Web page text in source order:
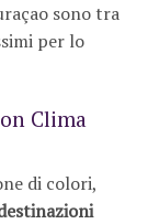
sono tra
per lo
Clima
di colori,